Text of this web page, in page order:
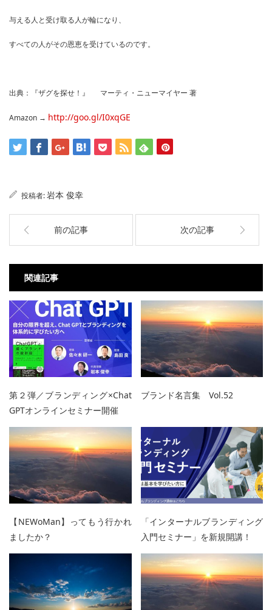
与える人と受け取る人が輪になり、
すべての人がその恩恵を受けているのです。
出典：『ザグを探せ！』 マーティ・ニューマイヤー 著
Amazon → http://goo.gl/I0xqGE
投稿者:岩本 俊幸
前の記事 次の記事
関連記事
第２弾／ブランディング×Chat
GPTオンラインセミナー開催
ブランド名言集 Vol.52
【NEWoMan】ってもう行かれ
ましたか？
「インターナルブランディング
入門セミナー」を新規開講！